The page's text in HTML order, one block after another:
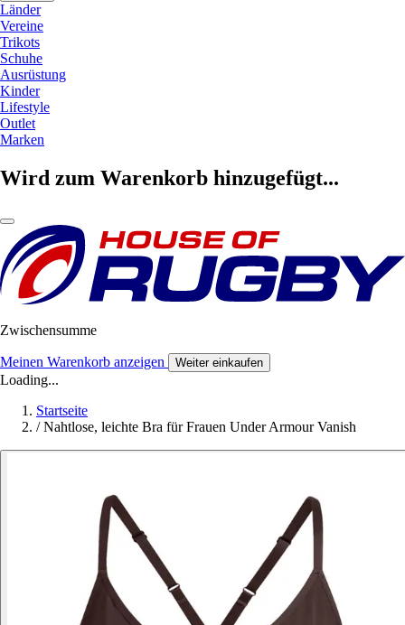
Länder
Vereine
Trikots
Schuhe
Ausrüstung
Kinder
Lifestyle
Outlet
Marken
Wird zum Warenkorb hinzugefügt...
Zwischensumme
Meinen Warenkorb anzeigen Weiter einkaufen
Loading...
Startseite
/ Nahtlose, leichte Bra für Frauen Under Armour Vanish